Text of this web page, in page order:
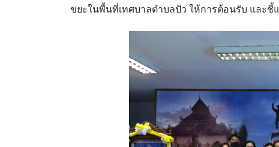
ขยะในพื้นที่เทศบาลตำบลปัว ให้การต้อนรับ และชี้